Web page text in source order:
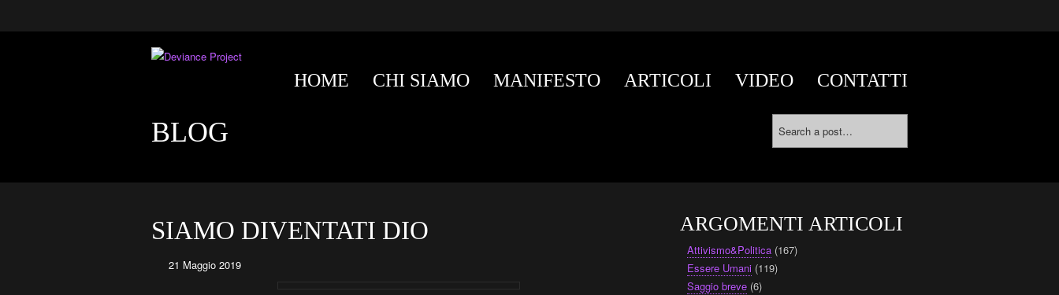
HOME CHI SIAMO MANIFESTO ARTICOLI VIDEO CONTATTI
BLOG
SIAMO DIVENTATI DIO
21 Maggio 2019
ARGOMENTI ARTICOLI
Attivismo&Politica (167)
Essere Umani (119)
Saggio breve (6)